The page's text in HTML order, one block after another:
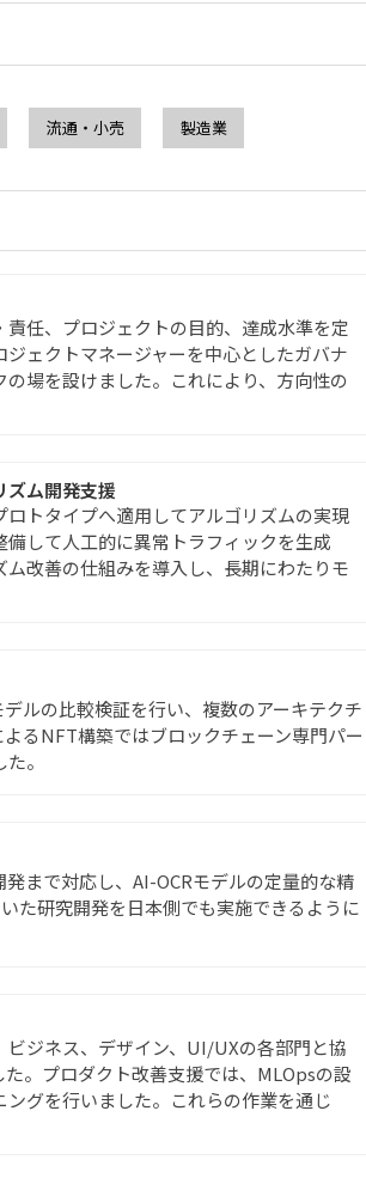
流通・小売 製造業
任、プロジェクトの目的、達成水準を定
ェクトマネージャーを中心としたガバナ
場を設けました。これにより、方向性の
ズム開発支援
トタイプへ適用してアルゴリズムの実現
して人工的に異常トラフィックを生成
改善の仕組みを導入し、長期にわたりモ
ルの比較検証を行い、複数のアーキテクチ
るNFT構築ではブロックチェーン専門パー
。
まで対応し、AI-OCRモデルの定量的な精
た研究開発を日本側でも実施できるように
ジネス、デザイン、UI/UXの各部門と協
。プロダクト改善支援では、MLOpsの設
グを行いました。これらの作業を通じ